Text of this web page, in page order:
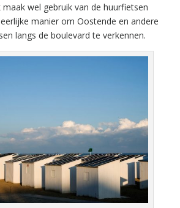
wel gebruik van de huurfietsen
manier om Oostende en andere
langs de boulevard te verkennen.